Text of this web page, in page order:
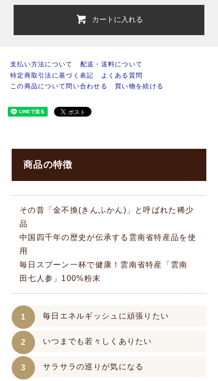
カートに入れる
支払い方法について
配送・送料について
特定商取引法に基づく表記
よくある質問
この商品について問い合わせる
買い物を続ける
商品の特徴
その昔「金不換(きんふかん)」と呼ばれた稀少
品
中国四千年の歴史が伝承する雲南省特産品を使
用
毎日スプーン一杯で健康！雲南省特産「雲南
田七人参」100%粉末
毎日エネルギッシュに頑張りたい
いつまでも若々しくありたい
サラサラの巡りが気になる